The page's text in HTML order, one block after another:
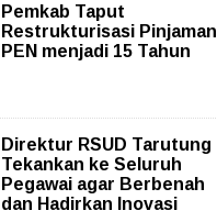
Pemkab Taput
Restrukturisasi Pinjaman
PEN menjadi 15 Tahun‎
Direktur RSUD Tarutung
Tekankan ke Seluruh
Pegawai agar Berbenah
dan Hadirkan Inovasi